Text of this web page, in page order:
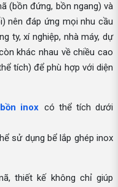
(bồn đứng, bồn ngang) và
nên đáp ứng mọi nhu cầu
ty, xí nghiệp, nhà máy, dự
khác nhau về chiều cao
tích) để phù hợp với diện
bồn inox có thể tích dưới
sử dụng bể lắp ghép inox
thiết kế không chỉ giúp